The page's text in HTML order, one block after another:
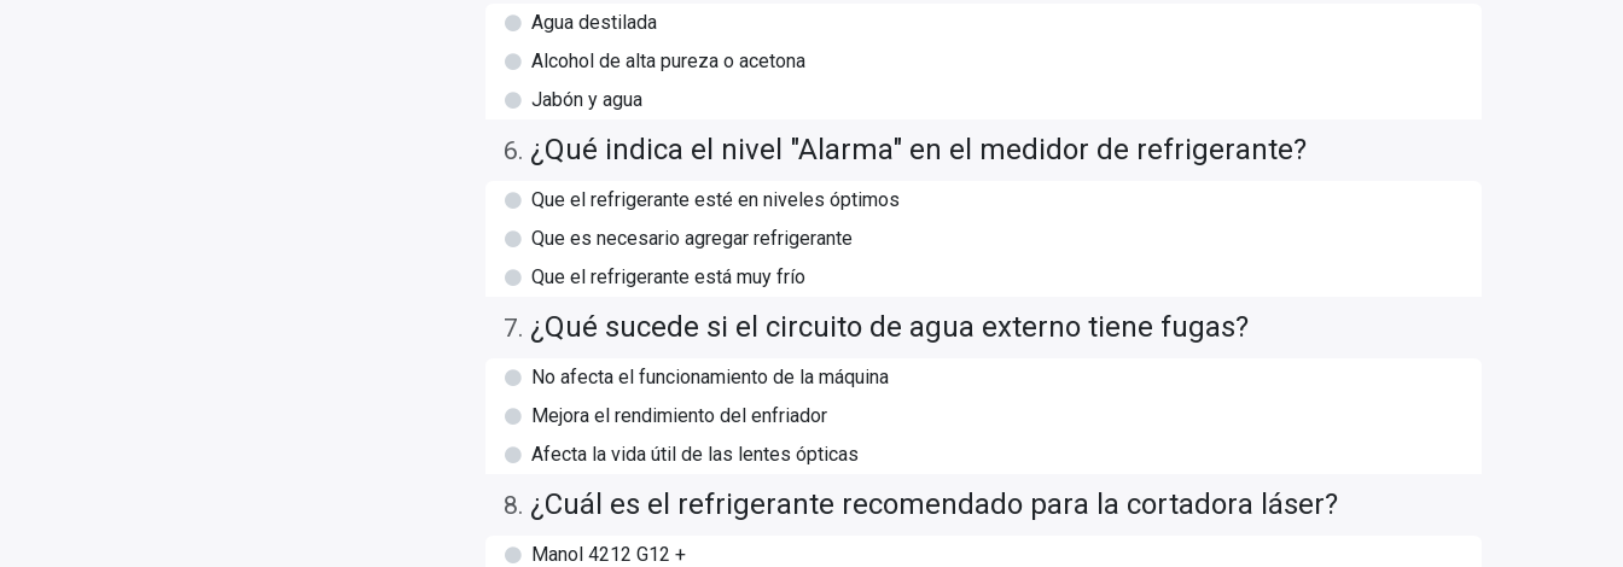
Agua destilada
Alcohol de alta pureza o acetona
Jabón y agua
6. ¿Qué indica el nivel "Alarma" en el medidor de refrigerante?
Que el refrigerante esté en niveles óptimos
Que es necesario agregar refrigerante
Que el refrigerante está muy frío
7. ¿Qué sucede si el circuito de agua externo tiene fugas?
No afecta el funcionamiento de la máquina
Mejora el rendimiento del enfriador
Afecta la vida útil de las lentes ópticas
8. ¿Cuál es el refrigerante recomendado para la cortadora láser?
Manol 4212 G12 +